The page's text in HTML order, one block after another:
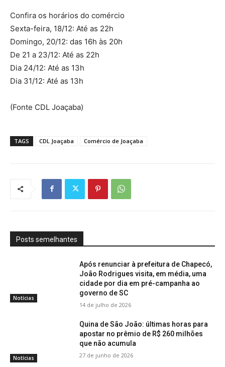
Confira os horários do comércio
Sexta-feira, 18/12: Até as 22h
Domingo, 20/12: das 16h às 20h
De 21 a 23/12: Até as 22h
Dia 24/12: Até as 13h
Dia 31/12: Até as 13h
(Fonte CDL Joaçaba)
TAGS CDL Joaçaba Comércio de Joaçaba
Posts semelhantes
Notícias
Após renunciar à prefeitura de Chapecó,
João Rodrigues visita, em média, uma
cidade por dia em pré-campanha ao
governo de SC
14 de julho de 2026
Notícias
Quina de São João: últimas horas para
apostar no prêmio de R$ 260 milhões
que não acumula
27 de junho de 2026